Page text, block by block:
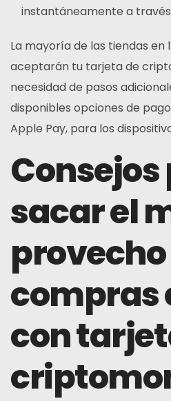
instantáneamente a través
La mayoría de las tiendas
aceptarán tu tarjeta de
necesidad de pasos
disponibles opciones de
Apple Pay, para los
sacar el
compras
con